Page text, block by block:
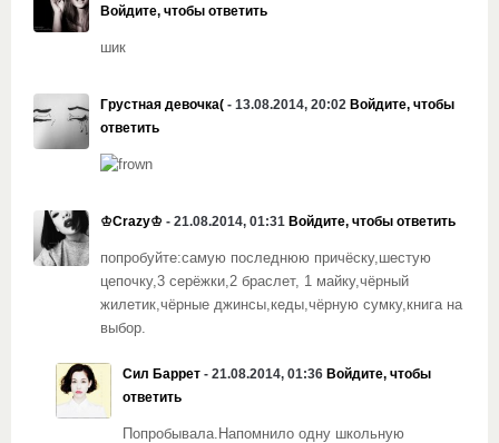
Войдите, чтобы ответить
шик
Грустная девочка( - 13.08.2014, 20:02 Войдите, чтобы
ответить
♔Crazy♔ - 21.08.2014, 01:31 Войдите, чтобы ответить
попробуйте:самую последнюю причёску,шестую
цепочку,3 серёжки,2 браслет, 1 майку,чёрный
жилетик,чёрные джинсы,кеды,чёрную сумку,книга на
выбор.
Сил Баррет - 21.08.2014, 01:36 Войдите, чтобы
ответить
Попробывала.Напомнило одну школьную